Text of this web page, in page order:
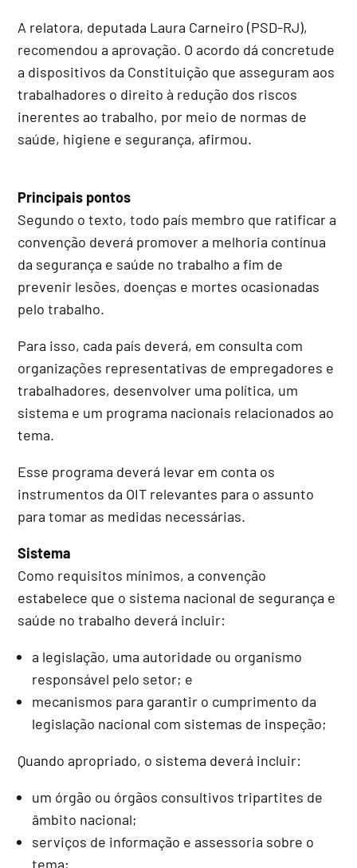
A relatora, deputada Laura Carneiro (PSD-RJ),
recomendou a aprovação. O acordo dá concretude
a dispositivos da Constituição que asseguram aos
trabalhadores o direito à redução dos riscos
inerentes ao trabalho, por meio de normas de
saúde, higiene e segurança, afirmou.
Principais pontos
Segundo o texto, todo país membro que ratificar a
convenção deverá promover a melhoria contínua
da segurança e saúde no trabalho a fim de
prevenir lesões, doenças e mortes ocasionadas
pelo trabalho.
Para isso, cada país deverá, em consulta com
organizações representativas de empregadores e
trabalhadores, desenvolver uma política, um
sistema e um programa nacionais relacionados ao
tema.
Esse programa deverá levar em conta os
instrumentos da OIT relevantes para o assunto
para tomar as medidas necessárias.
Sistema
Como requisitos mínimos, a convenção
estabelece que o sistema nacional de segurança e
saúde no trabalho deverá incluir:
a legislação, uma autoridade ou organismo
responsável pelo setor; e
mecanismos para garantir o cumprimento da
legislação nacional com sistemas de inspeção;
Quando apropriado, o sistema deverá incluir:
um órgão ou órgãos consultivos tripartites de
âmbito nacional;
serviços de informação e assessoria sobre o
tema;